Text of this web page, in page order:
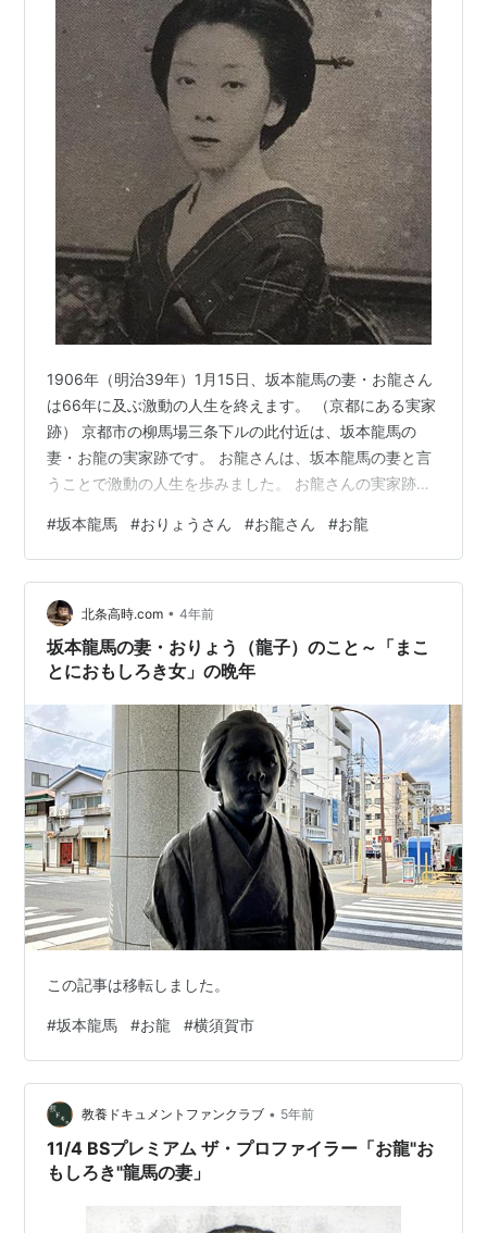
1906年（明治39年）1月15日、坂本龍馬の妻・お龍さん
は66年に及ぶ激動の人生を終えます。 （京都にある実家
跡） 京都市の柳馬場三条下ルの此付近は、坂本龍馬の
妻・お龍の実家跡です。 お龍さんは、坂本龍馬の妻と言
うことで激動の人生を歩みました。 お龍さんの実家跡は
ます。 龍馬の妻となるお龍（おりょう）さんは、幕末の
1841年6月6日、医師である楢崎将作の長女として生まれ
ました。生後しばらくしてこの地に移り住んだと思われ
ます。 お龍さんの父・楢崎将作は、久邇宮朝彦親王（中
川宮）の侍医をつとめるなど皇族や公家とも交流があ
り、一橋派の活動家である頼…
#坂本龍馬 #おりょうさん #お龍さん #お龍
北条高時.com • 4年前
坂本龍馬の妻・おりょう（龍子）のこと～「まこ
とにおもしろき女」の晩年
この記事は移転しました。
#坂本龍馬 #お龍 #横須賀市
教養ドキュメントファンクラブ • 5年前
11/4 BSプレミアム ザ・プロファイラー「お龍"お
もしろき"龍馬の妻」